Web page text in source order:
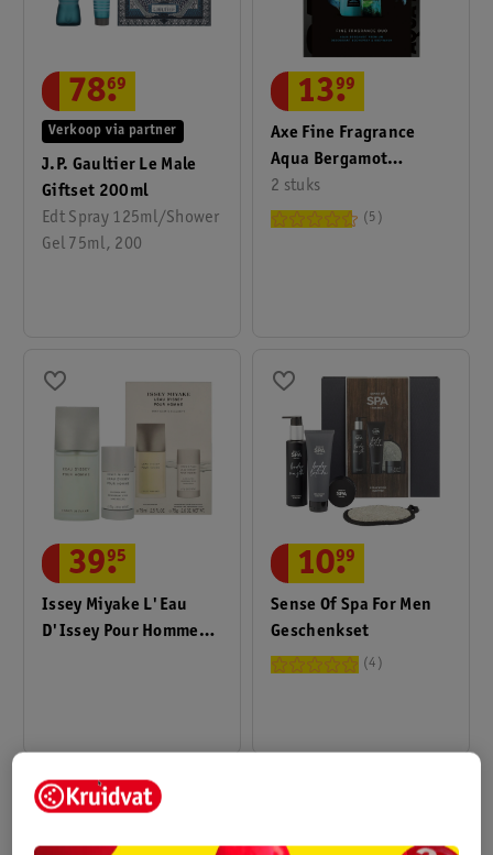
J.P. Gaultier Le Male
Giftset 200ml
Edt Spray 125ml/Shower
Gel 75ml, 200
Verkoop via partner
78.
69
Axe Fine Fragrance
Aqua Bergamot
Bodyspray & Bodywash
Duo
2 stuks
13.
99
5
Issey Miyake L'Eau
D'Issey Pour Homme
39.
95
Sense Of Spa For Men
Geschenkset
10.
99
4